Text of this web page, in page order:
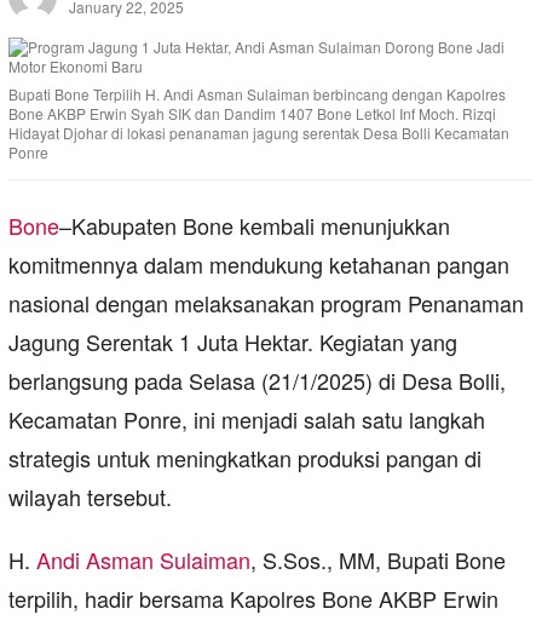
January 22, 2025
Bupati Bone Terpilih H. Andi Asman Sulaiman berbincang dengan Kapolres
Bone AKBP Erwin Syah SIK dan Dandim 1407 Bone Letkol Inf Moch. Rizqi
Hidayat Djohar di lokasi penanaman jagung serentak Desa Bolli Kecamatan
Ponre
Bone–Kabupaten Bone kembali menunjukkan
komitmennya dalam mendukung ketahanan pangan
nasional dengan melaksanakan program Penanaman
Jagung Serentak 1 Juta Hektar. Kegiatan yang
berlangsung pada Selasa (21/1/2025) di Desa Bolli,
Kecamatan Ponre, ini menjadi salah satu langkah
strategis untuk meningkatkan produksi pangan di
wilayah tersebut.
H. Andi Asman Sulaiman, S.Sos., MM, Bupati Bone
terpilih, hadir bersama Kapolres Bone AKBP Erwin